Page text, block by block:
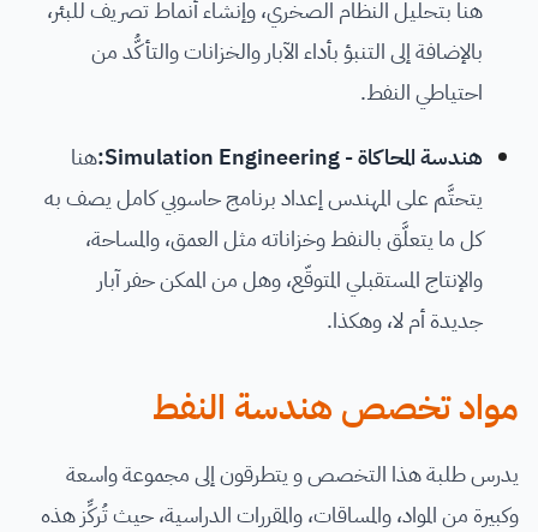
هنا بتحليل النظام الصخري، وإنشاء أنماط تصريف للبئر،
بالإضافة إلى التنبؤ بأداء الآبار والخزانات والتأكُّد من
احتياطي النفط.
هندسة المحاكاة - Simulation Engineering:
هنا
يتحتَّم على المهندس إعداد برنامج حاسوبي كامل يصف به
كل ما يتعلَّق بالنفط وخزاناته مثل العمق، والمساحة،
والإنتاج المستقبلي المتوقّع، وهل من الممكن حفر آبار
جديدة أم لا، وهكذا.
مواد تخصص هندسة النفط
يدرس طلبة هذا التخصص و يتطرقون إلى مجموعة واسعة
وكبيرة من المواد، والمساقات، والمقررات الدراسية، حيث تُركِّز هذه